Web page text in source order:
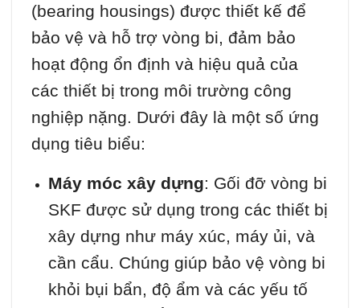
(bearing housings) được thiết kế để
bảo vệ và hỗ trợ vòng bi, đảm bảo
hoạt động ổn định và hiệu quả của
các thiết bị trong môi trường công
nghiệp nặng. Dưới đây là một số ứng
dụng tiêu biểu:
Máy móc xây dựng: Gối đỡ vòng bi
SKF được sử dụng trong các thiết bị
xây dựng như máy xúc, máy ủi, và
cần cẩu. Chúng giúp bảo vệ vòng bi
khỏi bụi bẩn, độ ẩm và các yếu tố